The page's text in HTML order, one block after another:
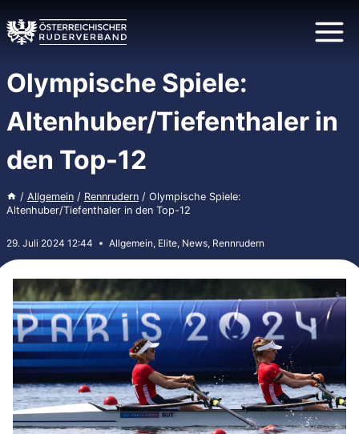
Inhalt
springen
Olympische Spiele:
Altenhuber/Tiefenthaler in
den Top-12
/ Allgemein / Rennrudern / Olympische Spiele:
Altenhuber/Tiefenthaler in den Top-12
29. Juli 2024 12:44 Allgemein, Elite, News, Rennrudern